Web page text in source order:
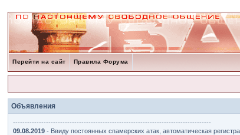
Перейти на сайт Правила Форума
Объявления
------------------------------------------------------------------------------------
09.08.2019 - Ввиду постоянных спамерских атак, автоматическая